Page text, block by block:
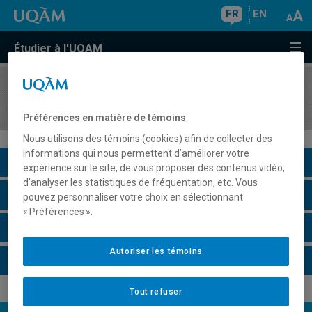
FR EN
Étudier à l'UQAM
COURS//
Description du cours
Horaire - Été 2026
Préférences en matière de témoins
Nous utilisons des témoins (cookies) afin de collecter des
informations qui nous permettent d’améliorer votre
expérience sur le site, de vous proposer des contenus vidéo,
d’analyser les statistiques de fréquentation, etc. Vous
pouvez personnaliser votre choix en sélectionnant
« Préférences ».
Tout refuser
Autoriser les témoins